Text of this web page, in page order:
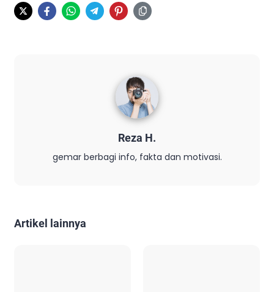
Reza H.
gemar berbagi info, fakta dan motivasi.
Artikel lainnya